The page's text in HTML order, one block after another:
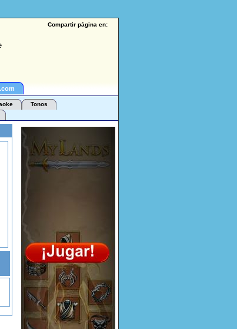
Compartir página en:
Tonos